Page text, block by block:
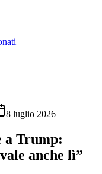
8 luglio 2026
a Trump:
anche lì”